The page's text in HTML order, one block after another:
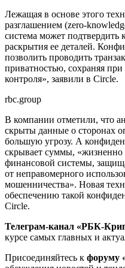
Лежащая в основе этого
разглашением (zero-
система может подтвердить
раскрытия ее деталей.
позволить проводить
приватностью, сохраняя
контроля», заявили в Circle.
rbc.group
В компании отметили, что
скрыты данные о сторонах
большую угрозу. А
скрывает суммы, «жизненно
финансовой системы,
от неправомерного
мошенничества». Новая
обеспечению такой
Circle.
Телеграм-канал «РБК-
курсе самых главных и
Присоединяйтесь к форуму